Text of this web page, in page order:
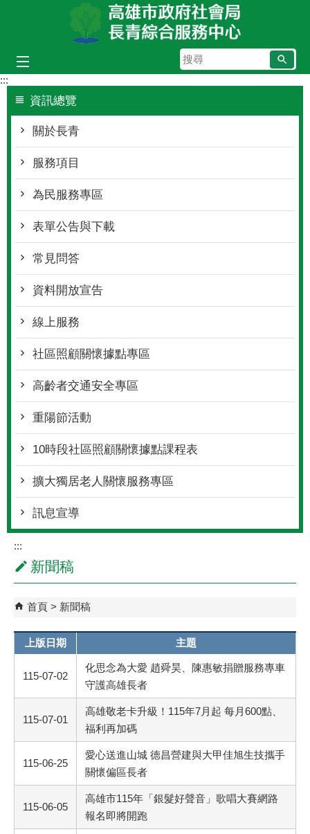
跳到主要內容區塊
搜
尋
:::
資訊總覽
關於長青
服務項目
為民服務專區
表單公告與下載
常見問答
資料開放宣告
線上服務
社區照顧關懷據點專區
高齡者交通安全專區
重陽節活動
10時段社區照顧關懷據點課程表
擴大獨居老人關懷服務專區
訊息宣導
:::
新聞稿
首頁 新聞稿
上版日期 主題
115-07-02
化思念為大愛 趙舜昊、陳惠敏捐贈服務專車
守護高雄長者
115-07-01
高雄敬老卡升級！115年7月起 每月600點、
福利再加碼
115-06-25
愛心送進山城 德昌營建與大甲佳旭生技攜手
關懷偏區長者
115-06-05
高雄市115年「銀髮好聲音」歌唱大賽網路
報名即將開跑